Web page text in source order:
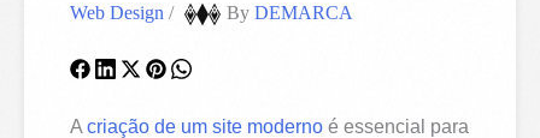
Web Design / ByDEMARCA
Acriação de um site moderno é essencial para